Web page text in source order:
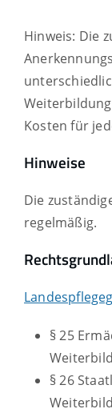
Hinweis: Die
Kosten für
Hinweise
Die
regelmäßig.
§ 25
§ 26